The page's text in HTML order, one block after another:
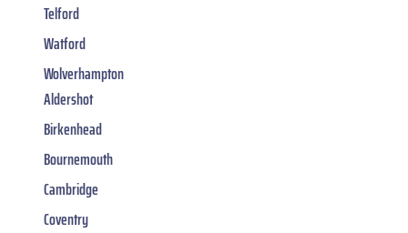
Telford
Watford
Wolverhampton
Aldershot
Birkenhead
Bournemouth
Cambridge
Coventry